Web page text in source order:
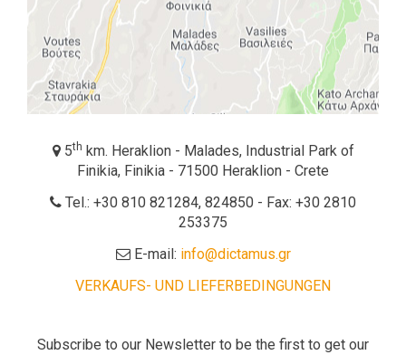
5th km. Heraklion - Malades, Industrial Park of
Finikia, Finikia - 71500 Heraklion - Crete
Tel.: +30 810 821284, 824850 - Fax: +30 2810
253375
E-mail: info@dictamus.gr
VERKAUFS- UND LIEFERBEDINGUNGEN
Subscribe to our Newsletter to be the first to get our